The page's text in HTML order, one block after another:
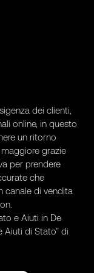
dei clienti,
online, in questo
un ritorno
grazie
per prendere
che
canale di vendita
e Aiuti in De
Aiuti di Stato” di